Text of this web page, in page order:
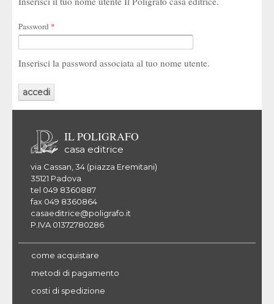
Password *
Inserisci la password associata al tuo nome utente.
IL POLIGRAFO
casa editrice
via Cassan, 34 (piazza Eremitani)
35121 Padova
tel 049 8360887
fax 049 8360864
casaeditrice@poligrafo.it
P.IVA 01372780286
come acquistare
metodi di pagamento
costi di spedizione